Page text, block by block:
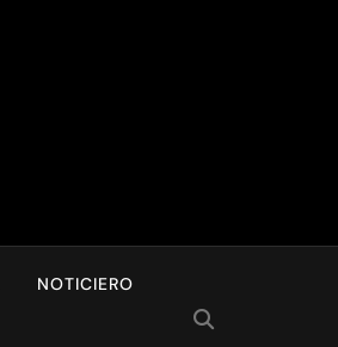
NOTICIERO